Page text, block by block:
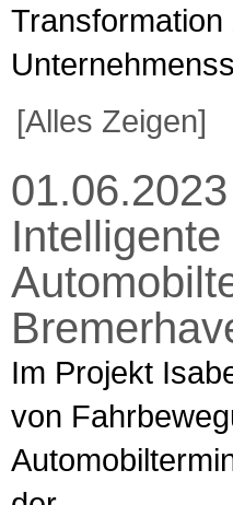
[Alles Zeigen]
01.06.2023
Im Projekt
von